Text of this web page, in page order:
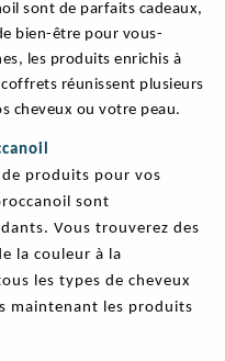
sont de parfaits cadeaux,
bien-être pour vous-
les produits enrichis à
coffrets réunissent plusieurs
cheveux ou votre peau.
de produits pour vos
sont
Vous trouverez des
la couleur à la
les types de cheveux
maintenant les produits